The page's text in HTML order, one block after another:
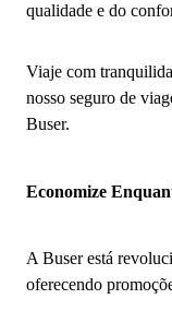
qualidade e do
Viaje com
nosso seguro de
Buser.
Economize
A Buser está
oferecendo